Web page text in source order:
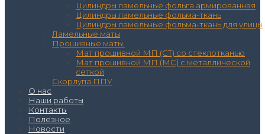
Цилиндры ламельные фольга армированная
Цилиндры ламельные фольма-ткань
Цилиндры ламельные фольма-ткань для улицы
Ламельные маты
Прошивные маты
Мат прошивной МП (СТ) со стеклотканью
Мат прошивной МП (МС) с металлической
сеткой
Скорлупа ППУ
О нас
Наши работы
Контакты
Полезное
Новости